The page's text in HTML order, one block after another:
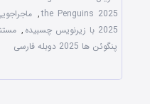
the Penguins 2025
,
2025 با زیرنویس چسبیده
,
پنگوئن ها 2025 دوبله فارسی